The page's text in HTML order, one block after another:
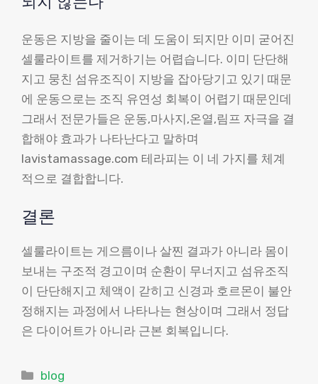
운동은 지방을 줄이는 데 도움이 되지만 이미 굳어진
셀룰라이트를 제거하기는 어렵습니다. 이미 단단해
지고 뭉친 섬유조직이 지방을 잡아당기고 있기 때문
에 운동으로는 조직 유연성 회복이 어렵기 때문인데
그래서 전문가들은 운동,마사지,온열,림프 자극을 결
합해야 효과가 나타난다고 말하며
lavistamassage.com 테라피는 이 네 가지를 체계
적으로 결합합니다.
결론
셀룰라이트는 게으름이나 살찐 결과가 아니라 몸이
보내는 구조적 경고이며 순환이 무너지고 섬유조직
이 단단해지고 체액이 갇히고 신경과 호르몬이 불안
정해지는 과정에서 나타나는 현상이며 그래서 정답
은 다이어트가 아니라 근본 회복입니다.
Categories
blog